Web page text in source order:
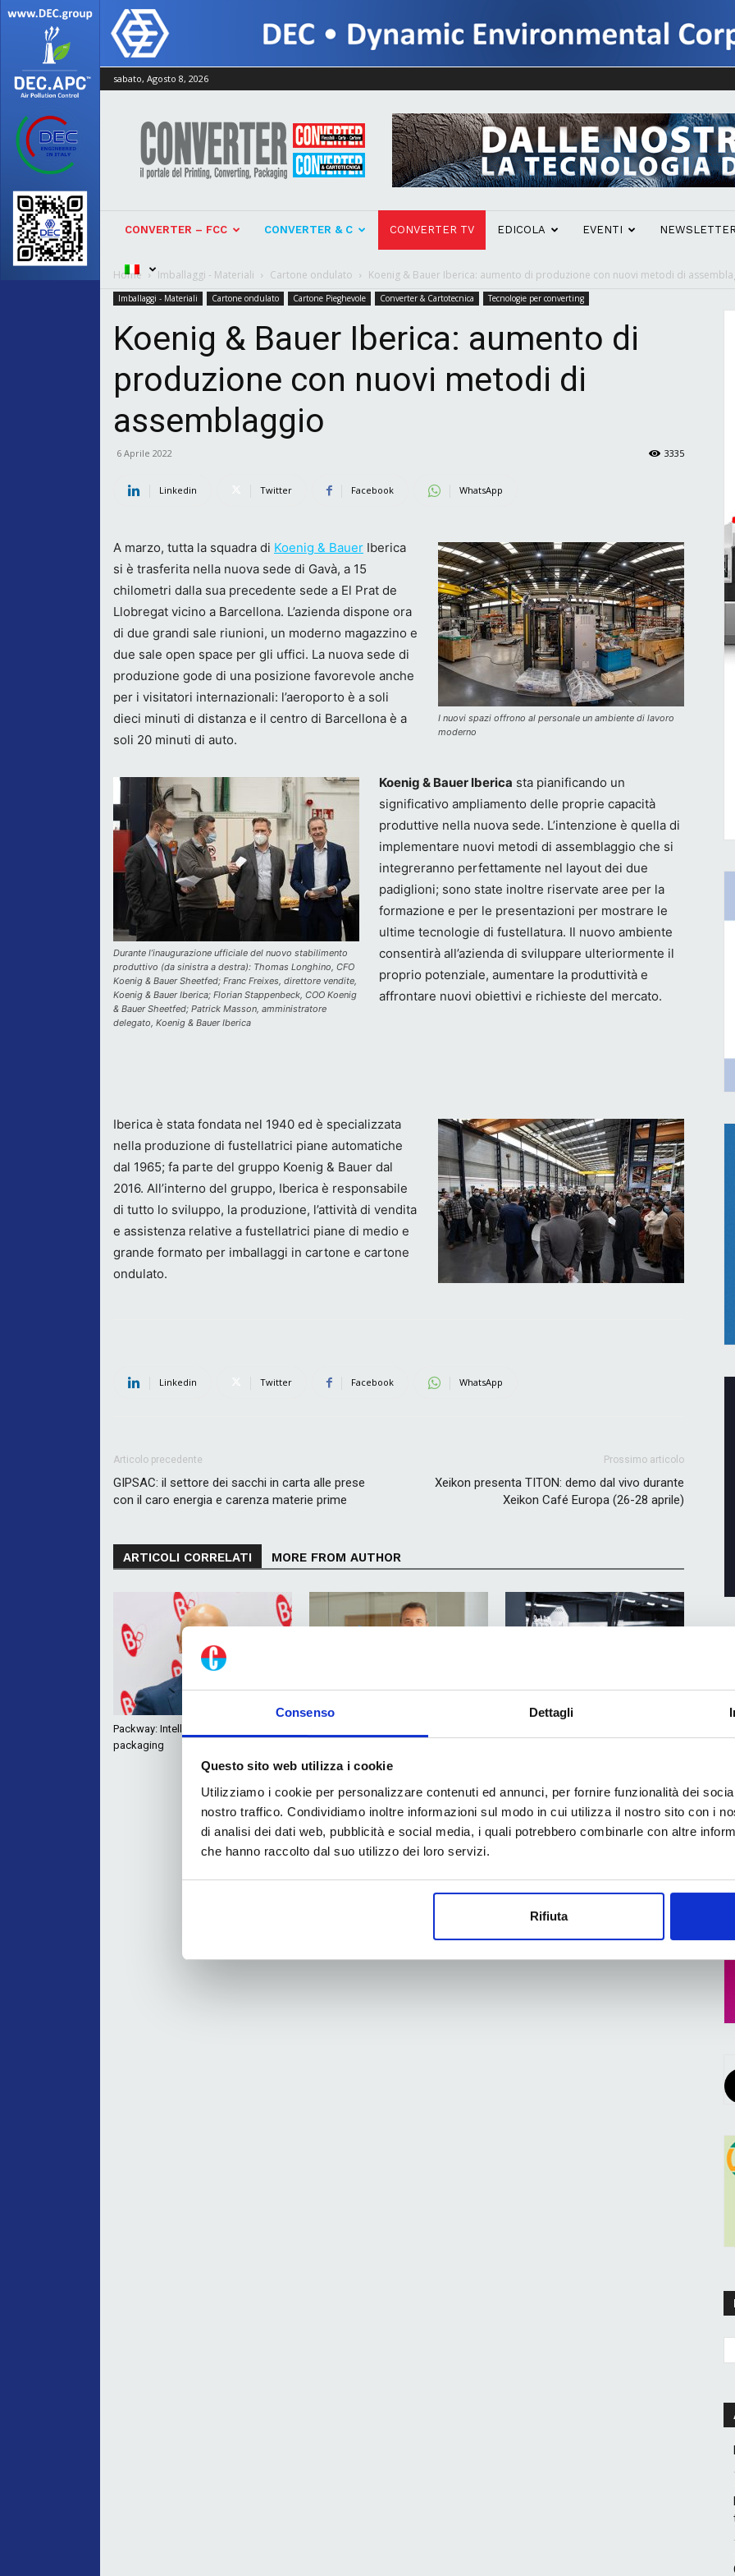
Consenso Dettagli
Questo sito web utilizza i cookie
Utilizziamo i cookie per personalizzare contenuti ed annunci, per fornire funzionalità dei
nostro traffico. Condividiamo inoltre informazioni sul modo in cui utilizza il nostro sito con i
di analisi dei dati web, pubblicità e social media, i quali potrebbero combinarle con altre
che hanno raccolto dal suo utilizzo dei loro servizi.
Rifiuta
sabato, Agosto 8, 2026
Converter
CONVERTER – FCC CONVERTER & C CONVERTER TV EDICOLA EVENTI
Home Imballaggi - Materiali Cartone ondulato Koenig & Bauer Iberica: aumento di produzione con nuovi metodi di
Imballaggi - Materiali Cartone ondulato Cartone Pieghevole Converter & Cartotecnica Tecnologie per converting
Koenig & Bauer Iberica: aumento di
produzione con nuovi metodi di
assemblaggio
6 Aprile 2022 3335
Linkedin Twitter Facebook WhatsApp
I nuovi spazi offrono al personale un ambiente di lavoro
moderno
A marzo, tutta la squadra di Koenig & Bauer Iberica
si è trasferita nella nuova sede di Gavà, a 15
chilometri dalla sua precedente sede a El Prat de
Llobregat vicino a Barcellona. L’azienda dispone ora
di due grandi sale riunioni, un moderno magazzino e
due sale open space per gli uffici. La nuova sede di
produzione gode di una posizione favorevole anche
per i visitatori internazionali: l’aeroporto è a soli
dieci minuti di distanza e il centro di Barcellona è a
soli 20 minuti di auto.
Durante l’inaugurazione ufficiale del nuovo stabilimento
produttivo (da sinistra a destra): Thomas Longhino, CFO
Koenig & Bauer Sheetfed; Franc Freixes, direttore vendite,
Koenig & Bauer Iberica; Florian Stappenbeck, COO Koenig
& Bauer Sheetfed; Patrick Masson, amministratore
delegato, Koenig & Bauer Iberica
Koenig & Bauer Iberica sta pianificando un
significativo ampliamento delle proprie capacità
produttive nella nuova sede. L’intenzione è quella di
implementare nuovi metodi di assemblaggio che si
integreranno perfettamente nel layout dei due
padiglioni; sono state inoltre riservate aree per la
formazione e per le presentazioni per mostrare le
ultime tecnologie di fustellatura. Il nuovo ambiente
consentirà all’azienda di sviluppare ulteriormente il
proprio potenziale, aumentare la produttività e
affrontare nuovi obiettivi e richieste del mercato.
Iberica è stata fondata nel 1940 ed è specializzata
nella produzione di fustellatrici piane automatiche
dal 1965; fa parte del gruppo Koenig & Bauer dal
2016. All’interno del gruppo, Iberica è responsabile
di tutto lo sviluppo, la produzione, l’attività di vendita
e assistenza relative a fustellatrici piane di medio e
grande formato per imballaggi in cartone e cartone
ondulato.
Linkedin Twitter Facebook WhatsApp
Articolo precedente
GIPSAC: il settore dei sacchi in carta alle prese
con il caro energia e carenza materie prime
Prossimo articolo
Xeikon presenta TITON: demo dal vivo durante
Xeikon Café Europa (26-28 aprile)
ARTICOLI CORRELATI MORE FROM AUTHOR
Packway: Intelligenza Artificiale per il
packaging